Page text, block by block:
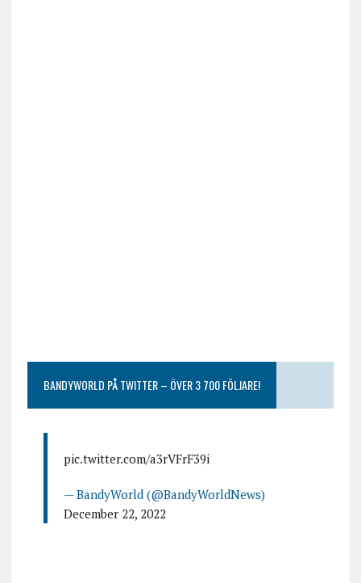
BANDYWORLD PÅ TWITTER – ÖVER 3 700 FÖLJARE!
pic.twitter.com/a3rVFrF39i
— BandyWorld (@BandyWorldNews)
December 22, 2022